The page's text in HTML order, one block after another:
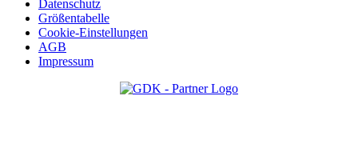
Datenschutz
Größentabelle
Cookie-Einstellungen
AGB
Impressum